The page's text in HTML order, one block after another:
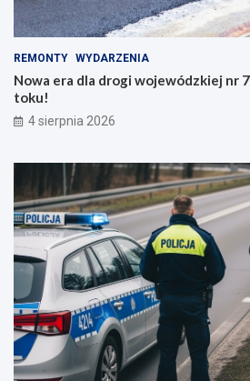
REMONTY WYDARZENIA
Nowa era dla drogi wojewódzkiej nr
toku!
4 sierpnia 2026